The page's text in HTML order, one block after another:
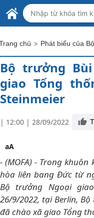
Skip to Main Content
BỘ NGOẠI GIAO
MINISTRY OF
chủ > Phát biểu của
Bộ trưởng
giao Tổng
Steinmeier
| 12:00 | 28/09/2022
aA
- (MOFA) - Trong
hòa liên bang Đức từ
Bộ trưởng Ngoại
26/9/2022, tại Berlin,
đã chào xã giao Tổng